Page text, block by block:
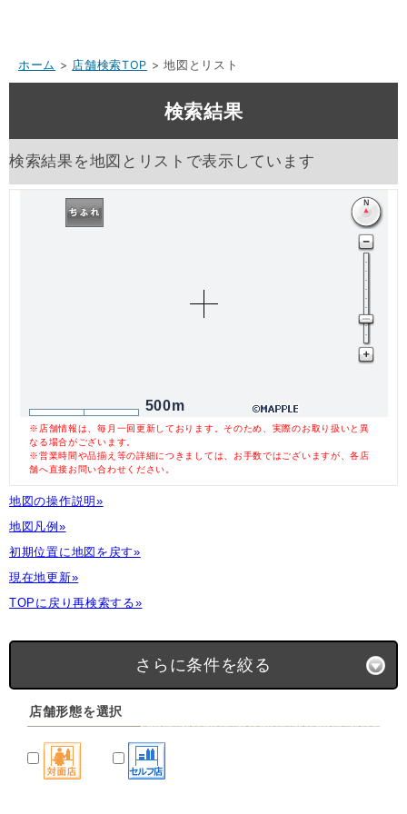
ホーム > 店舗検索TOP > 地図とリスト
検索結果
検索結果を地図とリストで表示しています
500m
※店舗情報は、毎月一回更新しております。そのため、実際のお取り扱いと異
なる場合がございます。
※営業時間や品揃え等の詳細につきましては、お手数ではございますが、各店
舗へ直接お問い合わせください。
地図の操作説明»
地図凡例»
初期位置に地図を戻す»
現在地更新»
TOPに戻り再検索する»
さらに条件を絞る
店舗形態を選択